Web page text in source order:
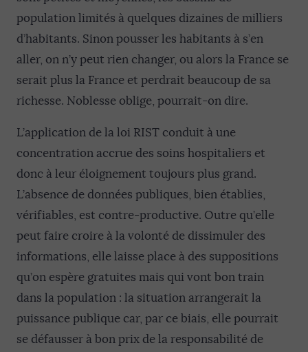
population limités à quelques dizaines de milliers
d’habitants. Sinon pousser les habitants à s’en
aller, on n’y peut rien changer, ou alors la France se
serait plus la France et perdrait beaucoup de sa
richesse. Noblesse oblige, pourrait-on dire.
L’application de la loi RIST conduit à une
concentration accrue des soins hospitaliers et
donc à leur éloignement toujours plus grand.
L’absence de données publiques, bien établies,
vérifiables, est contre-productive. Outre qu’elle
peut faire croire à la volonté de dissimuler des
informations, elle laisse place à des suppositions
qu’on espère gratuites mais qui vont bon train
dans la population : la situation arrangerait la
puissance publique car, par ce biais, elle pourrait
se défausser à bon prix de la responsabilité de